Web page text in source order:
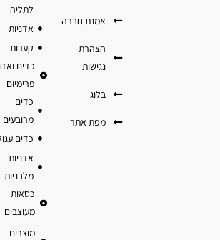
לתליה
אדניות
קערות
כדים
פרימיום
כדים
מרובעים
כדים
אדניות
מלבניות
כסאות
מעוצבים
מוצרים
אמנת חברה
הצהרת
נגישות
בלוג
מפת אתר